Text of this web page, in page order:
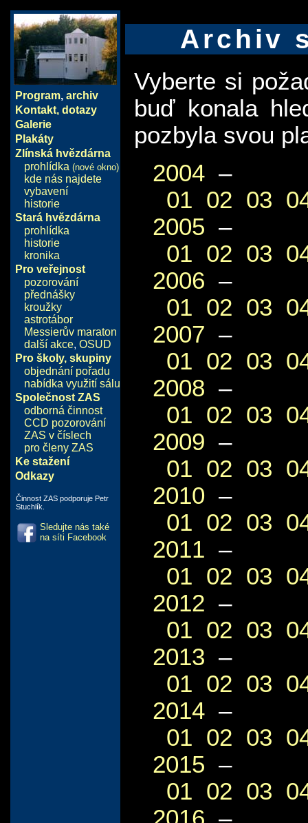
Program, archiv
Kontakt, dotazy
Galerie
Plakáty
Zlínská hvězdárna
prohlídka (nové okno)
kde nás najdete
vybavení
historie
Stará hvězdárna
prohlídka
historie
kronika
Pro veřejnost
pozorování
přednášky
kroužky
astrotábor
Messierův maraton
další akce, OSUD
Pro školy, skupiny
objednání pořadu
nabídka využití sálu
Společnost ZAS
odborná činnost
CCD pozorování
ZAS v číslech
pro členy ZAS
Ke stažení
Odkazy
Činnost ZAS podporuje Petr
Stuchlík.
Sledujte nás také
na síti Facebook
Archiv
Vyberte si
buď konala
pozbyla svou
2004 –
01 02 03
2005 –
01 02 03
2006 –
01 02 03
2007 –
01 02 03
2008 –
01 02 03
2009 –
01 02 03
2010 –
01 02 03
2011 –
01 02 03
2012 –
01 02 03
2013 –
01 02 03
2014 –
01 02 03
2015 –
01 02 03